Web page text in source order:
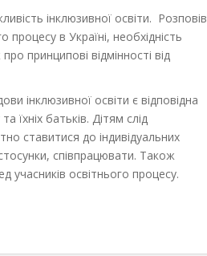
інклюзивної освіти. Розповів
в Україні, необхідність
принципові відмінності від
інклюзивної освіти є відповідна
їхніх батьків. Дітям слід
ставитися до індивідуальних
співпрацювати. Також
учасників освітнього процесу.